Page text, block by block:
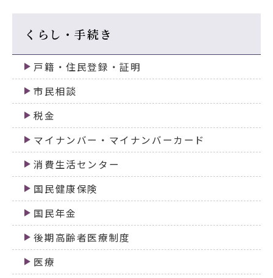
くらし・手続き
戸籍・住民登録・証明
市民相談
税金
マイナンバー・マイナンバーカード
消費生活センター
国民健康保険
国民年金
後期高齢者医療制度
医療